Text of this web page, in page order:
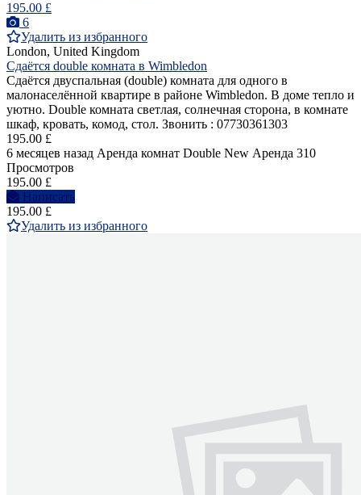
195.00 £
6
Удалить из избранного
London, United Kingdom
Сдаётся double комната в Wimbledon
Сдаётся двуспальная (double) комнатa для одного в
малонаселённой квартире в районе Wimbledon. В доме тепло и
уютно. Double комната светлая, солнечная сторона, в комнате
шкаф, кровать, комод, стол. Звонить : 07730361303
195.00 £
6 месяцев назад Аренда комнат Double New Аренда 310
Просмотров
195.00 £
Написать
195.00 £
Удалить из избранного